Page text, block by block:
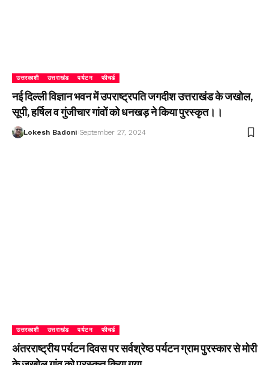
उत्तरकाशी उत्तराखंड पर्यटन फीचर्ड
नई दिल्ली विज्ञान भवन में उपराष्ट्रपति जगदीश उत्तराखंड के जखोल,
सूपी, हर्षिल व गुंजीचार गांवों को धनखड़ ने किया पुरस्कृत।।
Lokesh Badoni September 27, 2024
उत्तरकाशी उत्तराखंड पर्यटन फीचर्ड
अंतरराष्ट्रीय पर्यटन दिवस पर सर्वश्रेष्ठ पर्यटन ग्राम पुरस्कार से मोरी